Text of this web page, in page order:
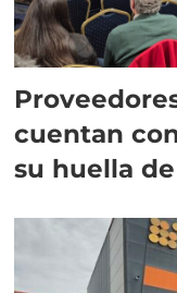
cuentan
su huella